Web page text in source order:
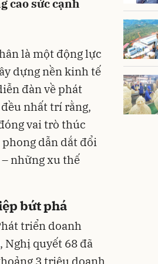
cao sức cạnh
là một động lực
dựng nền kinh tế
đàn về phát
nhất trí rằng,
vai trò thúc
dẫn dắt đổi
những xu thế
bứt phá
triển doanh
Nghị quyết 68 đã
3 triệu doanh